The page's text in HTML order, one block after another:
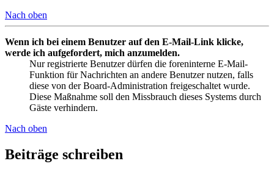
Nach oben
Wenn ich bei einem Benutzer auf den E-Mail-Link klicke,
werde ich aufgefordert, mich anzumelden.
Nur registrierte Benutzer dürfen die foreninterne E-Mail-
Funktion für Nachrichten an andere Benutzer nutzen, falls
diese von der Board-Administration freigeschaltet wurde.
Diese Maßnahme soll den Missbrauch dieses Systems durch
Gäste verhindern.
Nach oben
Beiträge schreiben